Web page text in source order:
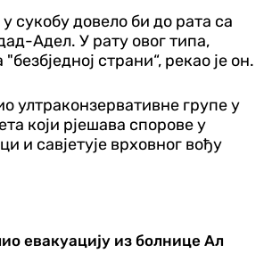
сукобу довело би до рата са
Адел. У рату овог типа,
страни“, рекао је он.
ултраконзервативне групе у
који рјешава спорове у
и савјетује врховног вођу
евакуацију из болнице Ал